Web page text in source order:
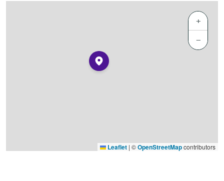
+
−
Leaflet | ©OpenStreetMapcontributors